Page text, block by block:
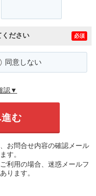
ください 必須
同意しない
認▼
お問合せ内容の確認メール
す。
利用の場合、迷惑メールフ
ります。